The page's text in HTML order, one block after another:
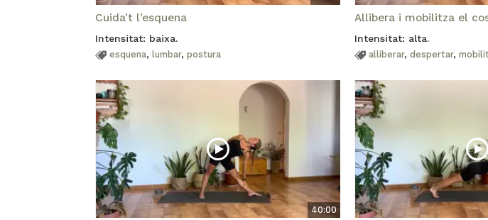
Cuida’t l’esquena
Intensitat: baixa.
esquena,lumbar,postura
Allibera i mobilitza el
Intensitat: alta.
alliberar,despertar,
40:00